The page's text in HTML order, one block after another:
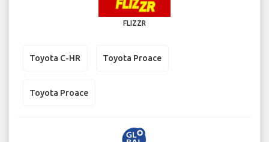
FLIZZR
Toyota C-HR Toyota Proace
Toyota Proace